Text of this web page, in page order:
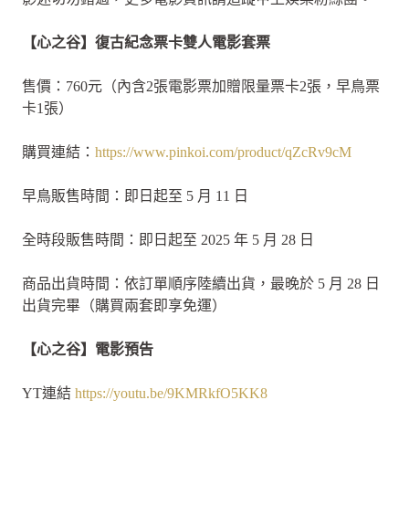
【心之谷】復古紀念票卡雙人電影套票
售價：760元（內含2張電影票加贈限量票卡2張，早鳥票
卡1張）
購買連結： https://www.pinkoi.com/product/qZcRv9cM
早鳥販售時間：即日起至 5 月 11 日
全時段販售時間：即日起至 2025 年 5 月 28 日
商品出貨時間：依訂單順序陸續出貨，最晚於 5 月 28 日
出貨完畢（購買兩套即享免運）
【心之谷】電影預告
YT連結 https://youtu.be/9KMRkfO5KK8